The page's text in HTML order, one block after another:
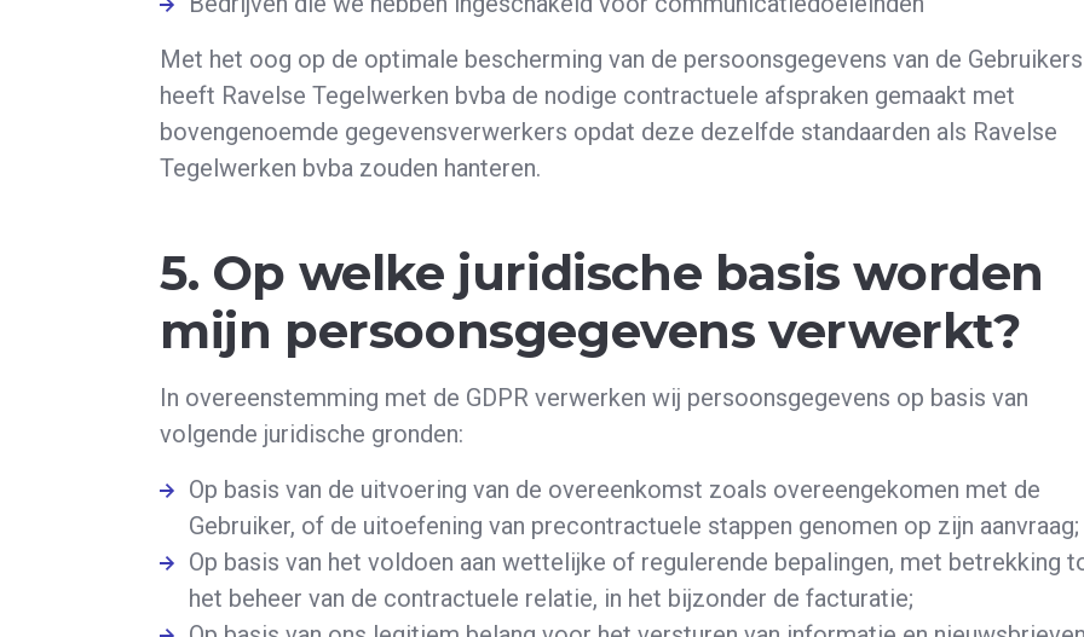
Met het oog op de optimale bescherming van de persoonsgegevens van de Gebruikers
heeft Ravelse Tegelwerken bvba de nodige contractuele afspraken gemaakt met
bovengenoemde gegevensverwerkers opdat deze dezelfde standaarden als Ravelse
Tegelwerken bvba zouden hanteren.
5. Op welke juridische basis worden
mijn persoonsgegevens verwerkt?
In overeenstemming met de GDPR verwerken wij persoonsgegevens op basis van
volgende juridische gronden:
Op basis van de uitvoering van de overeenkomst zoals overeengekomen met de
Gebruiker, of de uitoefening van precontractuele stappen genomen op zijn
Op basis van het voldoen aan wettelijke of regulerende bepalingen, met betrekking
het beheer van de contractuele relatie, in het bijzonder de facturatie;